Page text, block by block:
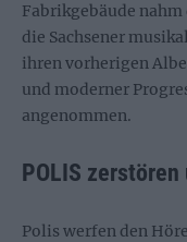
Fabrikgebäude
die Sachsener
ihren vorherigen
und moderner
angenommen.
POLIS
Polis werfen den